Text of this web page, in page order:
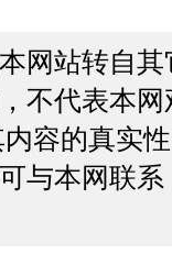
网站转自
不代表本
容的真实
与本网联